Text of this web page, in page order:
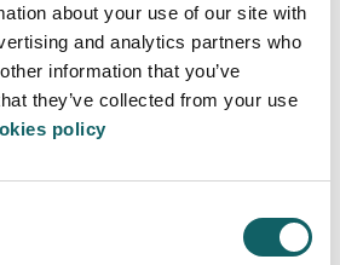
about your use of our site with
and analytics partners who
information that you’ve
they’ve collected from your use
policy